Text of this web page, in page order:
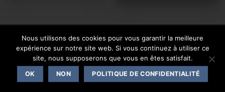
CONTACT
Copyright 2026 © One Events Live |Mentions légales
Nous utilisons des cookies pour vous garantir la meilleure
expérience sur notre site web. Si vous continuez à utiliser ce
site, nous supposerons que vous en êtes satisfait.
OK NON POLITIQUE DE CONFIDENTIALITÉ